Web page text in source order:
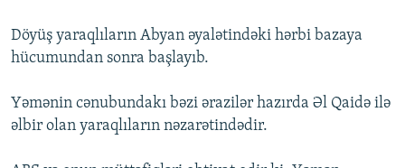
KARIKATURA
İSLAM VƏ DEMOKRATIYA
PEŞƏ ETIKASI VƏ JURNALISTIKA STANDARTLARIMIZ
AZADLIQRADIOSU MOBIL TELEFONUNUZDA
BIZI IZLƏ
RFE/RL-in bütün saytları
Döyüş yaraqlıların Abyan əyalətindəki hərbi bazaya
hücumundan sonra başlayıb.
Yəmənin cənubundakı bəzi ərazilər hazırda Əl Qaidə ilə
əlbir olan yaraqlıların nəzarətindədir.